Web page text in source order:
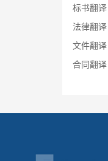
标书翻译
法律翻译
文件翻译
合同翻译